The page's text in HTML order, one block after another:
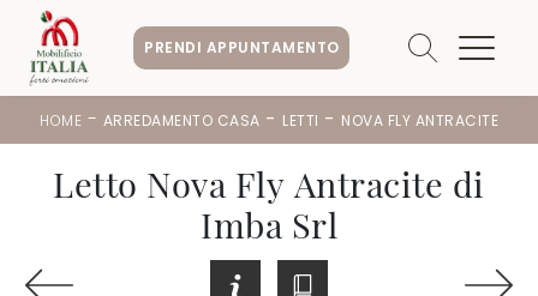
PRENDI APPUNTAMENTO
HOME - ARREDAMENTO CASA - LETTI - NOVA FLY ANTRACITE
Letto Nova Fly Antracite di
Imba Srl